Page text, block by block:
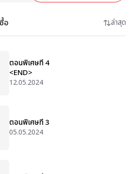
อ ล่าสุด
ตอนพิเศษที่ 4
<END>
12.05.2024
ตอนพิเศษที่ 3
05.05.2024